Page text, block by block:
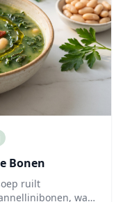
Bonen
ruilt
wat